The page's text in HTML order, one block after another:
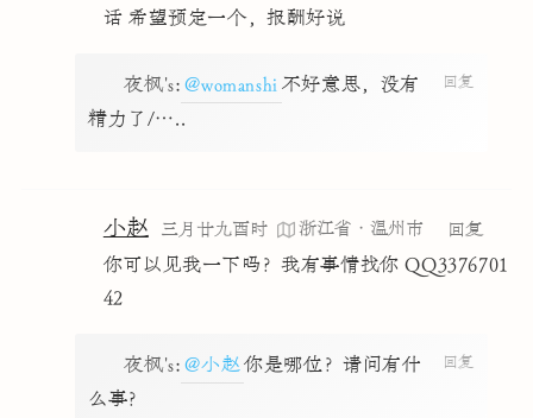
话 希望预定一个，报酬好说
夜枫's: @womanshi 不好意思，没有
精力了/…..
回复
小赵 三月廿九酉时 浙江省·温州市
回复
你可以见我一下吗？我有事情找你 QQ3376701
42
夜枫's: @小赵你是哪位？请问有什
么事？
回复